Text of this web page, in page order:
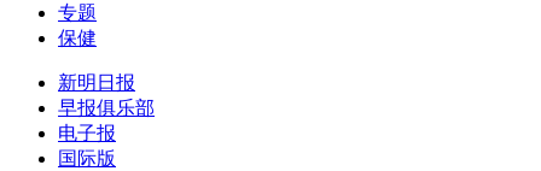
专题
保健
新明日报
早报俱乐部
电子报
国际版